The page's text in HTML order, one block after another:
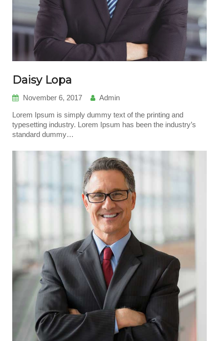
Daisy Lopa
November 6, 2017 Admin
Lorem Ipsum is simply dummy text of the printing and
typesetting industry. Lorem Ipsum has been the industry’s
standard dummy…